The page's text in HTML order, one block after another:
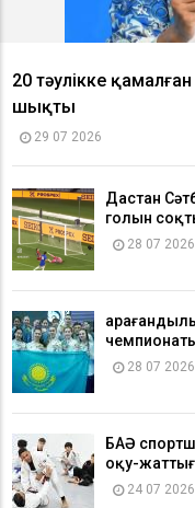
20 тәулікке
шықты
29 07 2026
Дастан
голын
28 07 2026
28 07 2026
БАӘ
оқу-
24 07 2026